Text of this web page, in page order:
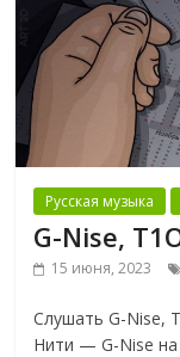
Русская музыка
G-Nise,
15 июня, 2023
Слушать G-Nise,
Нити — G-Nise на